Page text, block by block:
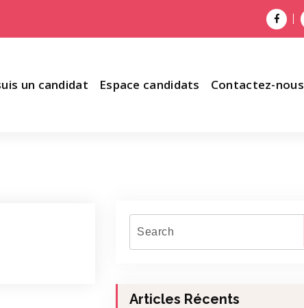
un candidat Espace candidats Contactez-nous
Articles Récents